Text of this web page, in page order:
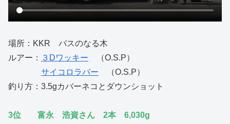
場所：KKR バスのなる木
ルアー：
３Dワッキー （O.S.P）
サイコロラバー （O.S.P）
釣り方：3.5gカバーネコとダウンショット
3位 富永 浩資さん 2本 6,030g